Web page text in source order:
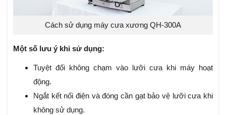
Cách sử dụng máy cưa xương QH-300A
Một số lưu ý khi sử dụng:
Tuyệt đối không chạm vào lưỡi cưa khi máy hoạt
động.
Ngắt kết nối điện và đóng cần gạt bảo vệ lưỡi cưa khi
không sử dụng.